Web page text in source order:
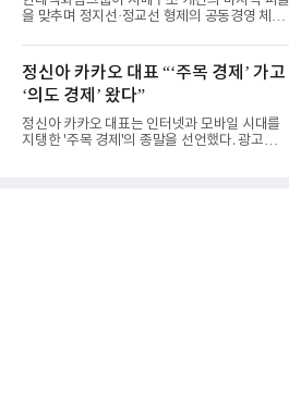
을 맞추며 정지선·정교선 형제의 공동경영 체제
정신아 카카오 대표 “‘주목 경제’ 가고
‘의도 경제’ 왔다”
정신아 카카오 대표는 인터넷과 모바일 시대를
지탱한 '주목 경제'의 종말을 선언했다. 광고를